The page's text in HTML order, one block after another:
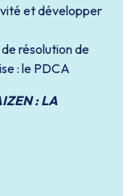
et développer
résolution de
: le PDCA
: LA